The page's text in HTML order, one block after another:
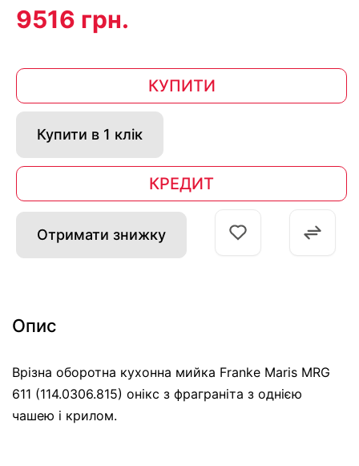
9516 грн.
КУПИТИ
Купити в 1 клік
КРЕДИТ
Отримати знижку
Опис
Врізна оборотна кухонна мийка Franke Maris MRG
611 (114.0306.815) онікс з фраграніта з однією
чашею і крилом.